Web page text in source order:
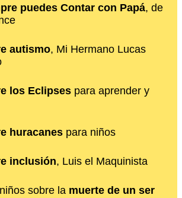
puedes Contar con Papá, de
autismo, Mi Hermano Lucas
los Eclipses para aprender y
huracanes para niños
inclusión, Luis el Maquinista
sobre la muerte de un ser